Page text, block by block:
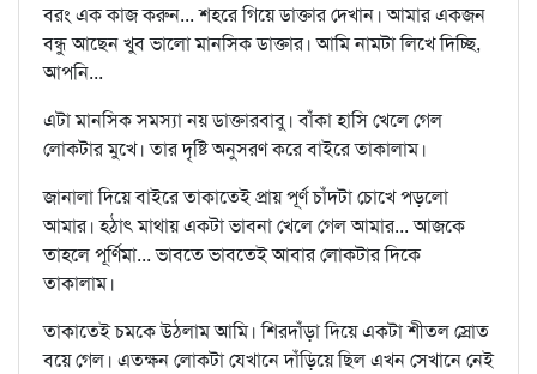
বরং এক কাজ করুন... শহরে গিয়ে ডাক্তার দেখান। আমার একজন
বন্ধু আছেন খুব ভালো মানসিক ডাক্তার। আমি নামটা লিখে দিচ্ছি,
আপনি...
এটা মানসিক সমস্যা নয় ডাক্তারবাবু। বাঁকা হাসি খেলে গেল
লোকটার মুখে। তার দৃষ্টি অনুসরণ করে বাইরে তাকালাম।
জানালা দিয়ে বাইরে তাকাতেই প্রায় পূর্ণ চাঁদটা চোখে পড়লো
আমার। হঠাৎ মাথায় একটা ভাবনা খেলে গেল আমার... আজকে
তাহলে পূর্ণিমা... ভাবতে ভাবতেই আবার লোকটার দিকে
তাকালাম।
তাকাতেই চমকে উঠলাম আমি। শিরদাঁড়া দিয়ে একটা শীতল স্রোত
বয়ে গেল। এতক্ষন লোকটা যেখানে দাঁড়িয়ে ছিল এখন সেখানে নেই